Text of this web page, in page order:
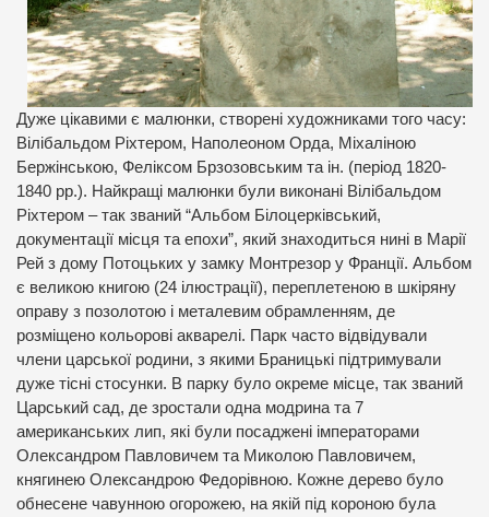
Дуже цікавими є малюнки, створені художниками того часу:
Вілібальдом Ріхтером, Наполеоном Орда, Міхаліною
Бержінською, Феліксом Брзозовським та ін. (період 1820-
1840 рр.). Найкращі малюнки були виконані Вілібальдом
Ріхтером – так званий “Альбом Білоцерківський,
документації місця та епохи”, який знаходиться нині в Марії
Рей з дому Потоцьких у замку Монтрезор у Франції. Альбом
є великою книгою (24 ілюстрації), переплетеною в шкіряну
оправу з позолотою і металевим обрамленням, де
розміщено кольорові акварелі. Парк часто відвідували
члени царської родини, з якими Браницькі підтримували
дуже тісні стосунки. В парку було окреме місце, так званий
Царський сад, де зростали одна модрина та 7
американських лип, які були посаджені імператорами
Олександром Павловичем та Миколою Павловичем,
княгинею Олександрою Федорівною. Кожне дерево було
обнесене чавунною огорожею, на якій під короною була